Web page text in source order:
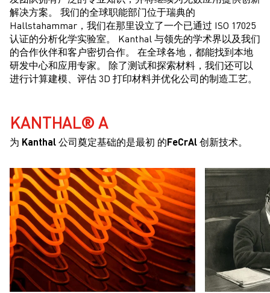
解决方案。 我们的全球职能部门位于瑞典的
Hallstahammar，我们在那里设立了一个已通过 ISO 17025
认证的分析化学实验室。 Kanthal 与领先的学术界以及我们
的合作伙伴和客户密切合作。 在全球各地，都能找到本地
研发中心和应用专家。 除了测试和探索材料，我们还可以
进行计算建模、评估 3D 打印材料并优化公司的制造工艺。
KANTHAL® A
为 Kanthal 公司奠定基础的是最初 的FeCrAl 创新技术。